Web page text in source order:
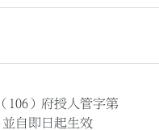
106）府授人管字第
並自即日起生效